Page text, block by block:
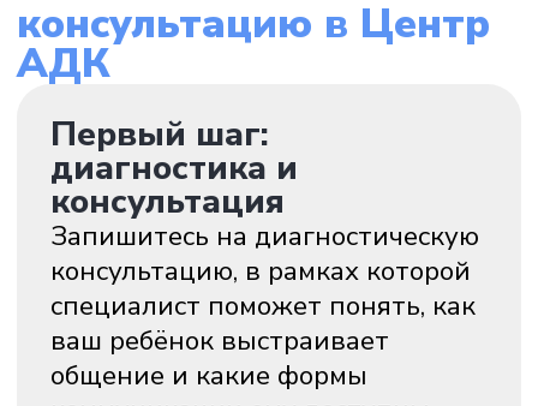
консультацию, в рамках которой
специалист поможет понять, как
ваш ребёнок выстраивает
общение и какие формы
коммуникации ему доступны,
даст рекомендации и расскажет
какая помощь необходима.
После диагностики вы получите
чёткое понимание ситуации
и предложение по дальнейшим
шагам. Если нужно — начинаем
регулярное сопровождение
с привлечением команды
специалистов центра
(специалист АДК, психолог,
эрготерапевт)